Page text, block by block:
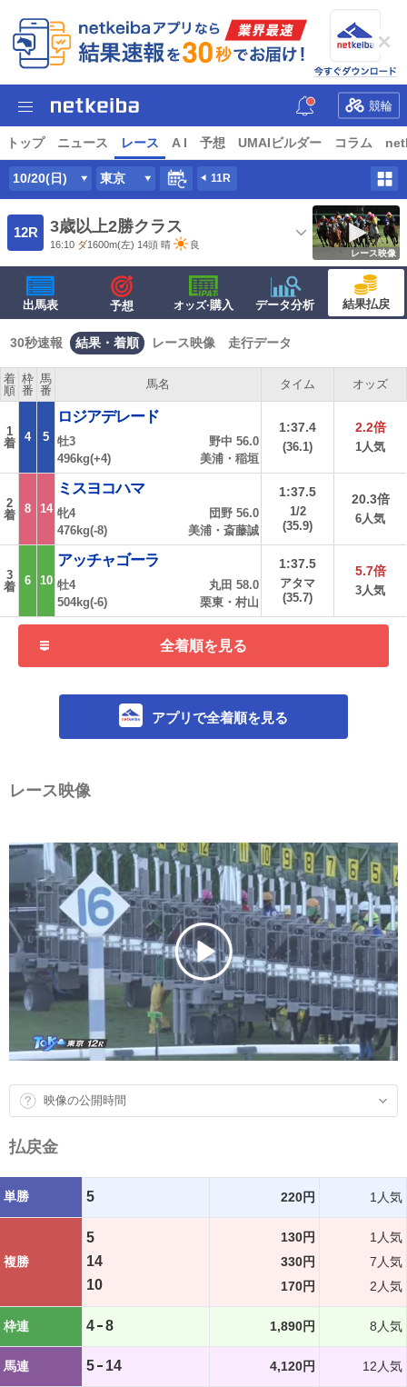
競輪
トップ ニュース レース A I 予想 UMAIビルダー コラム
10/20(日) 東京 11R
12R 3歳以上2勝クラス
16:10 ダ1600m(左) 14頭 晴 良
レース映像
出馬表 予想 オッズ·購入 データ分析 結果払戻
30秒速報 結果・着順 レース映像 走行データ
着
順
枠
番
馬
番
馬名 タイム オッズ
1
着
4 5
ロジアデレード
牡3
496kg(+4)
野中 56.0
美浦・稲垣
1:37.4
(36.1)
2.2倍
1人気
2
着
8 14
ミスヨコハマ
牝4
476kg(-8)
団野 56.0
美浦・斎藤誠
1:37.5
1/2
(35.9)
20.3倍
6人気
3
着
6 10
アッチャゴーラ
牡4
504kg(-6)
丸田 58.0
栗東・村山
1:37.5
アタマ
(35.7)
5.7倍
3人気
全着順を見る
アプリで全着順を見る
レース映像
映像の公開時間
払戻金
単勝 5 220円 1人気
複勝
5
14
10
130円
330円
170円
1人気
7人気
2人気
枠連 4 8 1,890円 8人気
馬連 5 14 4,120円 12人気